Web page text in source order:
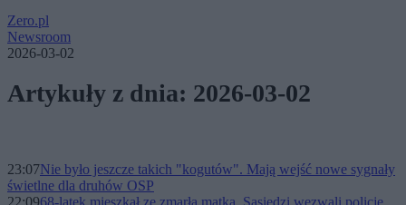
Zero.pl
Newsroom
2026-03-02
Artykuły z dnia: 2026-03-02
23:07Nie było jeszcze takich "kogutów". Mają wejść nowe sygnały
świetlne dla druhów OSP
22:0968-latek mieszkał ze zmarłą matką. Sąsiedzi wezwali policję